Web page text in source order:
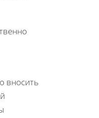
вносить